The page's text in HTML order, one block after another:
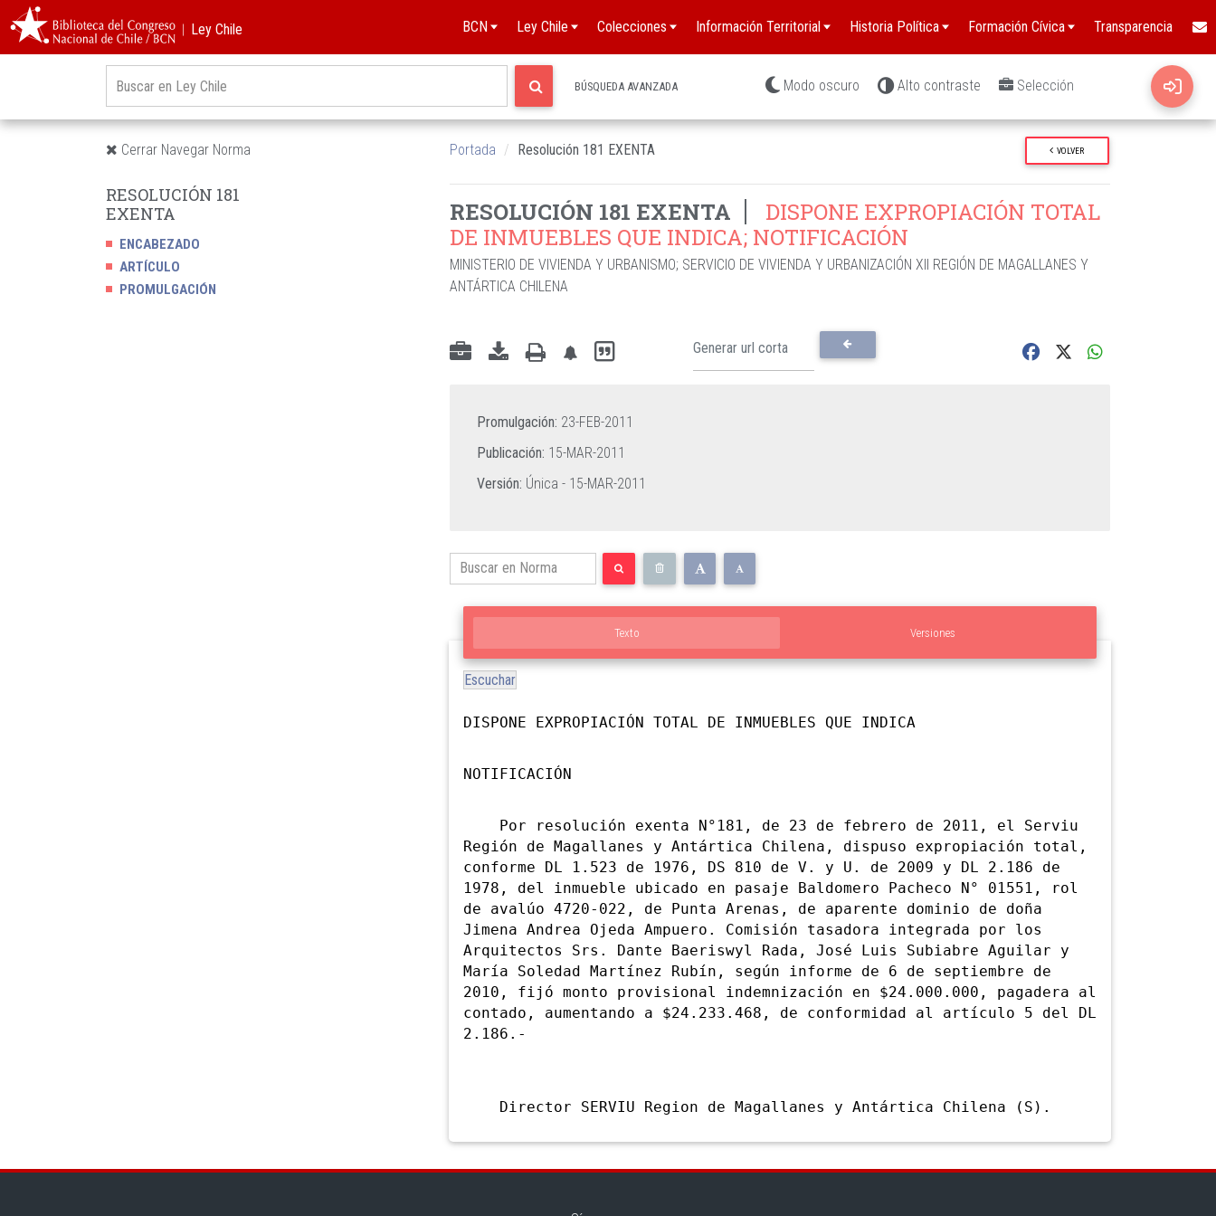
︱Ley Chile BCN Ley Chile Colecciones Información Territorial Historia Política Formación Cívica Transparencia
BÚSQUEDA AVANZADA Modo oscuro Alto contraste Selección
Cerrar Navegar Norma Portada Resolución 181 EXENTA VOLVER
RESOLUCIÓN 181
EXENTA
ENCABEZADO
ARTÍCULO
PROMULGACIÓN
RESOLUCIÓN 181 EXENTA
DISPONE EXPROPIACIÓN TOTAL
DE INMUEBLES QUE INDICA; NOTIFICACIÓN
MINISTERIO DE VIVIENDA Y URBANISMO; SERVICIO DE VIVIENDA Y URBANIZACIÓN XII REGIÓN DE MAGALLANES Y
ANTÁRTICA CHILENA
Promulgación: 23-FEB-2011
Publicación: 15-MAR-2011
Versión: Única - 15-MAR-2011
Texto Versiones
Escuchar
DISPONE EXPROPIACIÓN TOTAL DE INMUEBLES QUE INDICA
NOTIFICACIÓN
Por resolución exenta N°181, de 23 de febrero de 2011, el Serviu
Región de Magallanes y Antártica Chilena, dispuso expropiación total,
conforme DL 1.523 de 1976, DS 810 de V. y U. de 2009 y DL 2.186 de
1978, del inmueble ubicado en pasaje Baldomero Pacheco N° 01551, rol
de avalúo 4720-022, de Punta Arenas, de aparente dominio de doña
Jimena Andrea Ojeda Ampuero. Comisión tasadora integrada por los
Arquitectos Srs. Dante Baeriswyl Rada, José Luis Subiabre Aguilar y
María Soledad Martínez Rubín, según informe de 6 de septiembre de
2010, fijó monto provisional indemnización en $24.000.000, pagadera al
contado, aumentando a $24.233.468, de conformidad al artículo 5 del DL
2.186.-
Director SERVIU Region de Magallanes y Antártica Chilena (S).